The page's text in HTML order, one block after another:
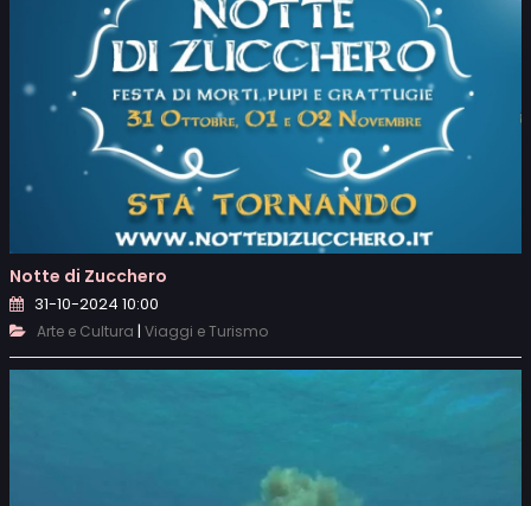
Notte di Zucchero
31-10-2024 10:00
Arte e Cultura | Viaggi e Turismo